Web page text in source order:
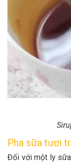
Pha sữa tươi
Đối với một ly